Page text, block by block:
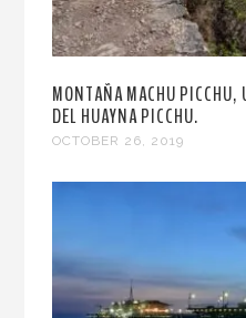
MONTAÑA MACHU PICCHU,
DEL HUAYNA PICCHU.
OCTOBER 26, 2019